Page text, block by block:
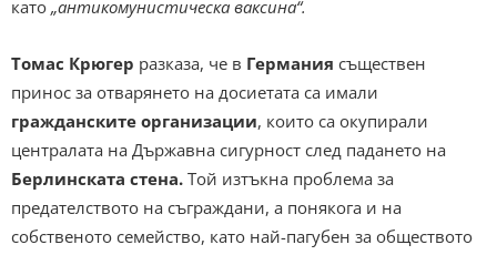
като „антикомунистическа ваксина“.
Томас Крюгер разказа, че в Германия съществен
принос за отварянето на досиетата са имали
гражданските организации, които са окупирали
централата на Държавна сигурност след падането на
Берлинската стена. Той изтъкна проблема за
предателството на съграждани, а понякога и на
собственото семейство, като най-пагубен за обществото